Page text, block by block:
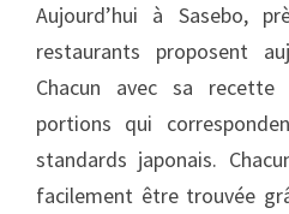
Aujourd’hui à Sasebo,
restaurants proposent
Chacun avec sa recette
portions qui
standards japonais.
facilement être trouvée